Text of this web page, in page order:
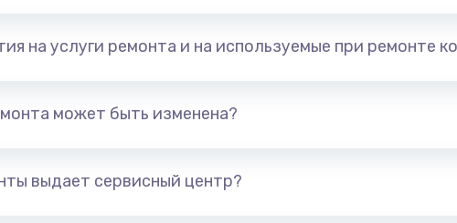
на услуги ремонта и на используемые при ремонте
может быть изменена?
выдает сервисный центр?